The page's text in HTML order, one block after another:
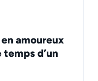
amoureux
d’un